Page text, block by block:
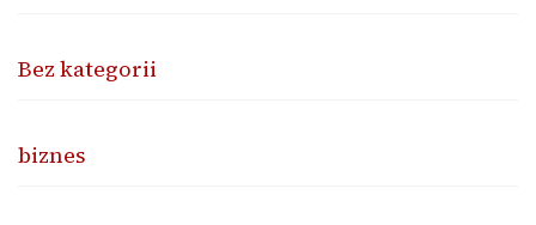
Bez kategorii
biznes